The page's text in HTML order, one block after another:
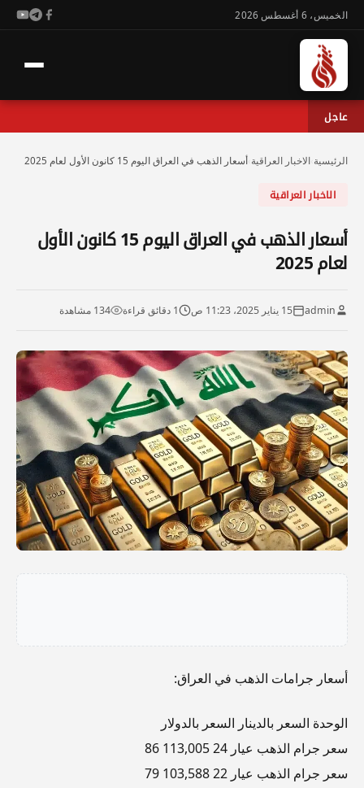
الخميس، 6 أغسطس 2026
عاجل
الرئيسية الاخبار العراقية أسعار الذهب في العراق اليوم 15 كانون الأول لعام 2025
الاخبار العراقية
أسعار الذهب في العراق اليوم 15 كانون الأول
لعام 2025
admin 15 يناير 2025، 11:23 ص 1 دقائق قراءة 134 مشاهدة
أسعار جرامات الذهب في العراق:
الوحدة السعر بالدينار السعر بالدولار
سعر جرام الذهب عيار 24 113,005 86
سعر جرام الذهب عيار 22 103,588 79